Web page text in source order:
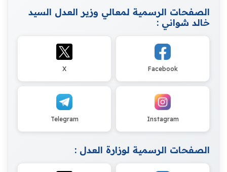
الصفحات الرسمية لمعالي وزير العدل السيد
خالد شواني :
Facebook
X
Instagram
Telegram
الصفحات الرسمية لوزارة العدل :